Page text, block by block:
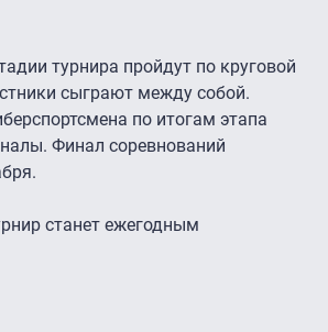
турнира пройдут по круговой
сыграют между собой.
по итогам этапа
Финал соревнований
станет ежегодным